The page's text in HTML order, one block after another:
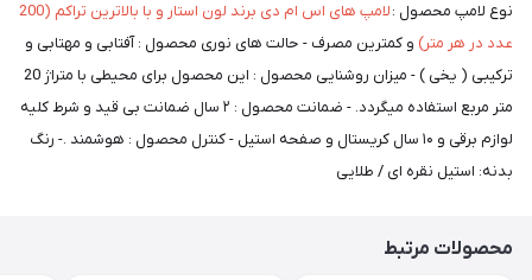
نوع لامپ محصول :
لامپ های اس ام دی برند لون استار و با بالاترین تراکم (200
عدد در هر متر) و کمترین مصرف - حالت های نوری محصول : آفتابی و مهتابی و
ترکیبی ( یخی ) - میزان روشنایی محصول : این محصول برای محیطی با متراژ 20
متر مربع استفاده میگردد. - ضمانت محصول : ۲ سال ضمانت بی قید و شرط کلیه
لوازم برقی و ۱۰ سال کریستال و صفحه استیل - کنترل محصول : هوشمند .- رنگ
بدنه: استیل نقره ای / طلایی
محصولات مرتبط